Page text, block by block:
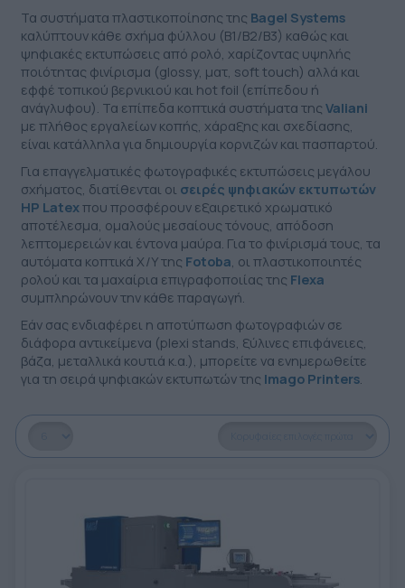
Τα συστήματα πλαστικοποίησης της Bagel Systems
καλύπτουν κάθε σχήμα φύλλου (Β1/Β2/Β3) καθώς και
ψηφιακές εκτυπώσεις από ρολό, χαρίζοντας υψηλής
ποιότητας φινίρισμα (glossy, ματ, soft touch) αλλά και
εφφέ τοπικού βερνικιού και hot foil (επίπεδου ή
ανάγλυφου). Τα επίπεδα κοπτικά συστήματα της Valiani
με πλήθος εργαλείων κοπής, χάραξης και σχεδίασης,
είναι κατάλληλα για δημιουργία κορνιζών και πασπαρτού.
Για επαγγελματικές φωτογραφικές εκτυπώσεις μεγάλου
σχήματος, διατίθενται οι σειρές ψηφιακών εκτυπωτών
HP Latexπου προσφέρουν εξαιρετικό χρωματικό
αποτέλεσμα, ομαλούς μεσαίους τόνους, απόδοση
λεπτομερειών και έντονα μαύρα. Για το φινίρισμά τους, τα
αυτόματα κοπτικά X/Y της Fotoba , οι πλαστικοποιητές
ρολού και τα μαχαίρια επιγραφοποιίας της Flexa
συμπληρώνουν την κάθε παραγωγή.
Εάν σας ενδιαφέρει η αποτύπωση φωτογραφιών σε
διάφορα αντικείμενα (plexi stands, ξύλινες επιφάνειες,
βάζα, μεταλλικά κουτιά κ.α.), μπορείτε να ενημερωθείτε
για τη σειρά ψηφιακών εκτυπωτών της Imago Printers.